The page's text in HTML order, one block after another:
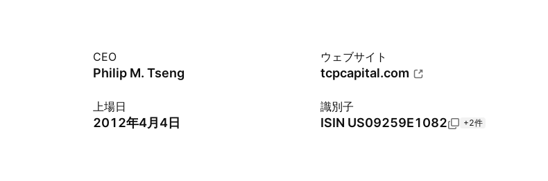
CEO
Philip M. Tseng
ウェブサイト
tcpcapital.com
上場日
2012年4月4日
識別子
ISIN US09259E1082 +2件